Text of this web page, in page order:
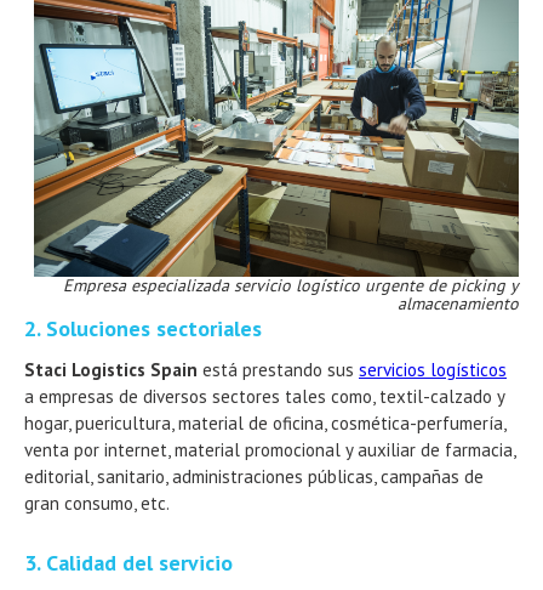
Empresa especializada servicio logístico urgente de picking y
almacenamiento
2. Soluciones sectoriales
Staci Logistics Spain está prestando sus servicios logísticos
a empresas de diversos sectores tales como, textil-calzado y
hogar, puericultura, material de oficina, cosmética-perfumería,
venta por internet, material promocional y auxiliar de farmacia,
editorial, sanitario, administraciones públicas, campañas de
gran consumo, etc.
3. Calidad del servicio